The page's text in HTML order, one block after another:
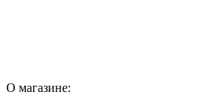
О магазине: